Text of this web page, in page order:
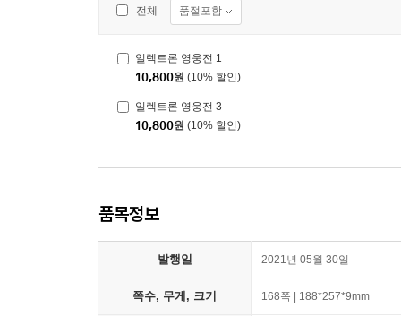
전체 품절포함
일렉트론 영웅전 1
10,800원 (10% 할인)
일렉트론 영웅전 3
10,800원 (10% 할인)
품목정보
발행일 2021년 05월 30일
쪽수, 무게, 크기 168쪽 | 188*257*9mm